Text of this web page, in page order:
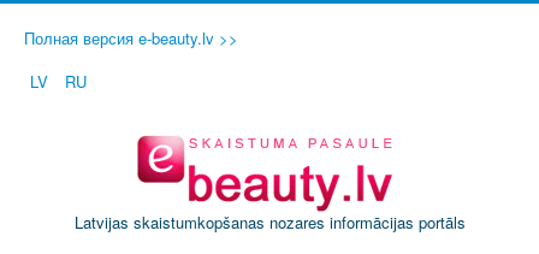
Полная версия e-beauty.lv >>
LV
RU
Latvijas skaistumkopšanas nozares informācijas portāls